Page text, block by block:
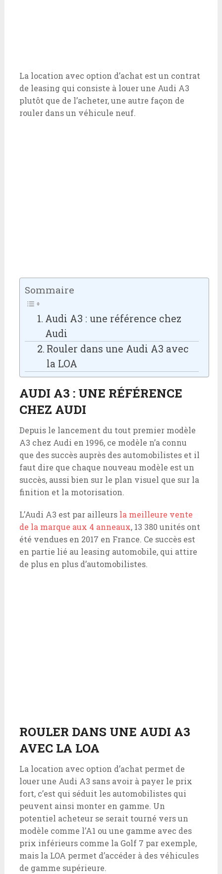
La location avec option d’achat est un contrat
de leasing qui consiste à louer une Audi A3
plutôt que de l’acheter, une autre façon de
rouler dans un véhicule neuf.
Sommaire
Audi A3 : une référence chez
Audi
Rouler dans une Audi A3 avec
la LOA
AUDI A3 : UNE RÉFÉRENCE
CHEZ AUDI
Depuis le lancement du tout premier modèle
A3 chez Audi en 1996, ce modèle n’a connu
que des succès auprès des automobilistes et il
faut dire que chaque nouveau modèle est un
succès, aussi bien sur le plan visuel que sur la
finition et la motorisation.
L’Audi A3 est par ailleurs la meilleure vente
de la marque aux 4 anneaux, 13 380 unités ont
été vendues en 2017 en France. Ce succès est
en partie lié au leasing automobile, qui attire
de plus en plus d’automobilistes.
ROULER DANS UNE AUDI A3
AVEC LA LOA
La location avec option d’achat permet de
louer une Audi A3 sans avoir à payer le prix
fort, c’est qui séduit les automobilistes qui
peuvent ainsi monter en gamme. Un
potentiel acheteur se serait tourné vers un
modèle comme l’A1 ou une gamme avec des
prix inférieurs comme la Golf 7 par exemple,
mais la LOA permet d’accéder à des véhicules
de gamme supérieure.